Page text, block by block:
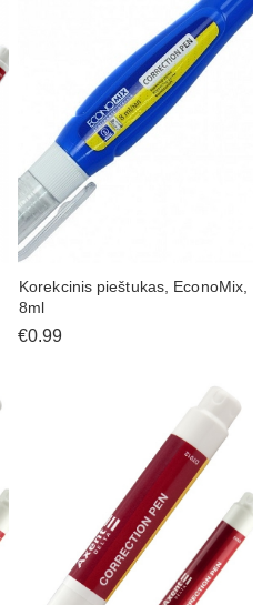
Korekcinis pieštukas, EconoMix,
8ml
€0.99